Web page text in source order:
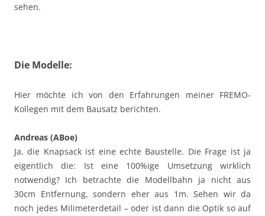
sehen.
Die Modelle:
Hier möchte ich von den Erfahrungen meiner FREMO-
Kollegen mit dem Bausatz berichten.
Andreas (ABoe)
Ja, die Knapsack ist eine echte Baustelle. Die Frage ist ja
eigentlich die: Ist eine 100%ige Umsetzung wirklich
notwendig? Ich betrachte die Modellbahn ja nicht aus
30cm Entfernung, sondern eher aus 1m. Sehen wir da
noch jedes Milimeterdetail – oder ist dann die Optik so auf